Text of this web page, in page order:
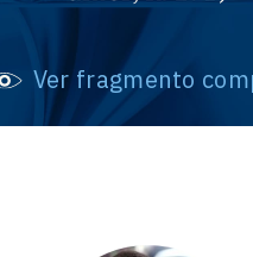
Ver fragmento